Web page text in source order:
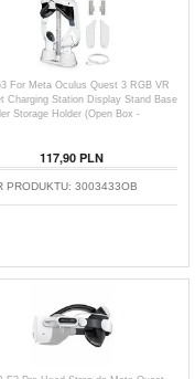
For Meta Oculus Quest 3 RGB VR
Charging Station Display Stand Base
Storage Holder (Open Box -
117,90 PLN
PRODUKTU: 3003433OB